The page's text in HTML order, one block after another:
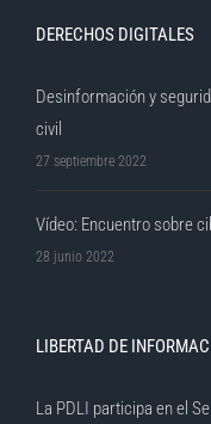
DERECHOS DIGITALES
Desinformación y
civil
27 septiembre 2022
Vídeo: Encuentro sobre
28 junio 2022
LIBERTAD DE
La PDLI participa en el